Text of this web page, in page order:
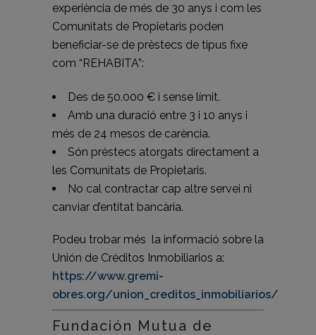
experiència de més de 30 anys i com les
Comunitats de Propietaris poden
beneficiar-se de prèstecs de tipus fixe
com “REHABITA”:
Des de 50.000 € i sense límit.
Amb una duració entre 3 i 10 anys i
més de 24 mesos de carència.
Són prèstecs atorgats directament a
les Comunitats de Propietaris.
No cal contractar cap altre servei ni
canviar d’entitat bancària.
Podeu trobar més la informació sobre la
Unión de Créditos Inmobiliarios a:
https://www.gremi-
obres.org/union_creditos_inmobiliarios/
Fundación Mutua de